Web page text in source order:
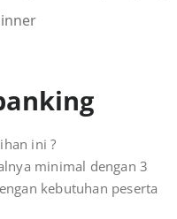
ini ?
minimal dengan 3
kebutuhan peserta